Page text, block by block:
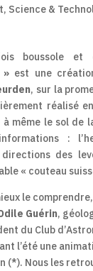
, Science &
boussole et
»est une
, sur la
réalisé
même le sol de
:
des
« couteau
le
Guérin,
du Club
l’été une
(*). Nous les